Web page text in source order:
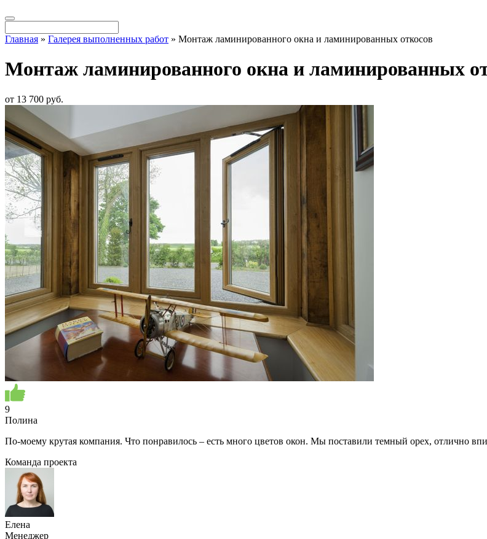
Главная » Галерея выполненных работ » Монтаж ламинированного окна и ламинированных откосов
Монтаж ламинированного окна и ламинированных
от 13 700 pуб.
9
Полина
По-моему крутая компания. Что понравилось – есть много цветов окон. Мы поставили темный орех, отлично
Команда проекта
Елена
Менеджер